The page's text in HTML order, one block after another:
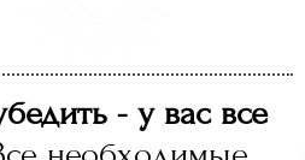
- у вас все